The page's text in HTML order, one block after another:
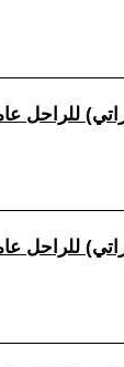
للراحل
للراحل